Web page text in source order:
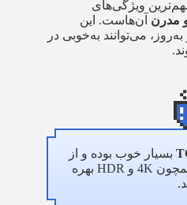
ویژگی‌های
مدرن آن‌هاست. این
می‌توانند به‌خوبی در
بسیار خوب بوده و از
تکنولوژی‌های پیشرفته‌ای همچون 4K و HDR بهره